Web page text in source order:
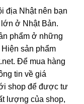
địa Nhật nên bạn
ở Nhật Bản.
phẩm ở những
sản phẩm
Để mua hàng
tin về giá
shop để được tư
lượng của shop,